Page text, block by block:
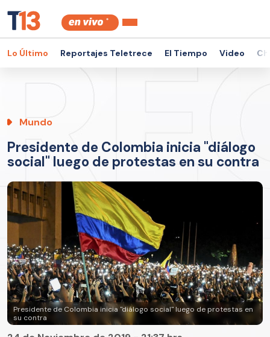
Lo Último Reportajes Teletrece El Tiempo Video
Mundo
Presidente de Colombia inicia "diálogo
social" luego de protestas en su contra
Presidente de Colombia inicia "diálogo social" luego de protestas en
su contra